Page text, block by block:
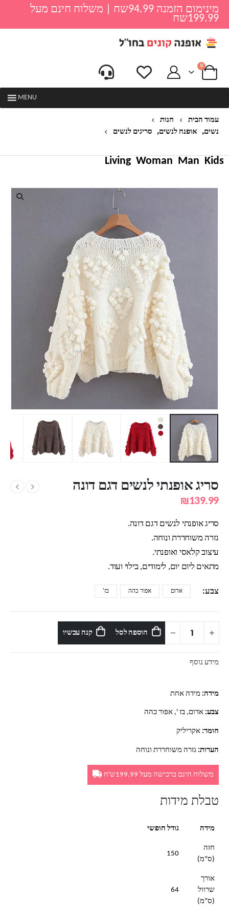
מינימום הזמנה 94.99שח | משלוח חינם מעל
199.99שח
0
MENU
עמוד הבית
חנות
נשים, אופנה לנשים, סריגים לנשים
Kids
Man
Woman
Living
סריג אופנתי לנשים דגם דונה
₪139.99
סריג אופנתי לנשים דגם דונה.
גזרה משוחררת ונוחה.
עיצוב קלאסי ואופנתי.
מתאים ליום יום, לימודים, בילוי ועוד.
צבע אדום אפור כהה בז'
הוספה לסל קנה עכשיו
מידע נוסף
מידה: מידה אחת
צבע: אדום, בז ', אפור כהה
חומר: אקריליק
הערות: גזרה משוחררת ונוחה
משלוח חינם ברכישה מעל 199.99ש'ח
טבלת מידות
מידה גודל חופשי
חזה
(ס"מ)
150
אורך
שרוול
(ס"מ)
64